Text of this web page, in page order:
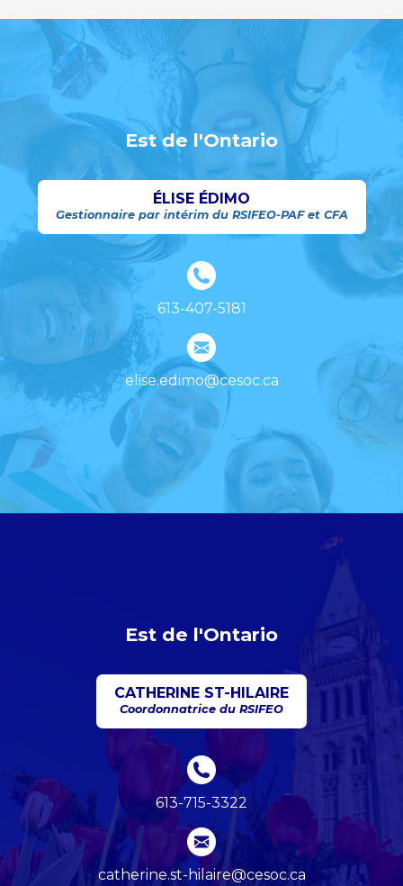
Est de l'Ontario
ÉLISE ÉDIMO
Gestionnaire par intérim du RSIFEO-PAF et CFA
613-407-5181
elise.edimo@cesoc.ca
Est de l'Ontario
CATHERINE ST-HILAIRE
Coordonnatrice du RSIFEO
613-715-3322
catherine.st-hilaire@cesoc.ca